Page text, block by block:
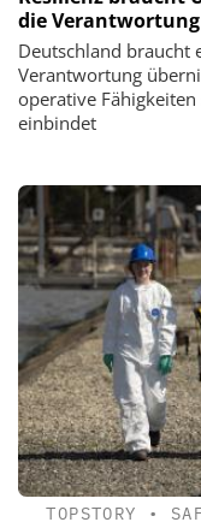
die
Deutschland braucht
Verantwortung
operative
einbindet
TOPSTORY •